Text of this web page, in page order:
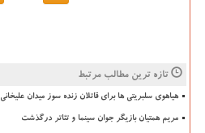
تازه ترین مطالب مرتبط
هیاهوی سلبریتی ها برای قاتلان زنده سوز میدان علیخانی
مریم همتیان بازیگر جوان سینما و تئاتر درگذشت